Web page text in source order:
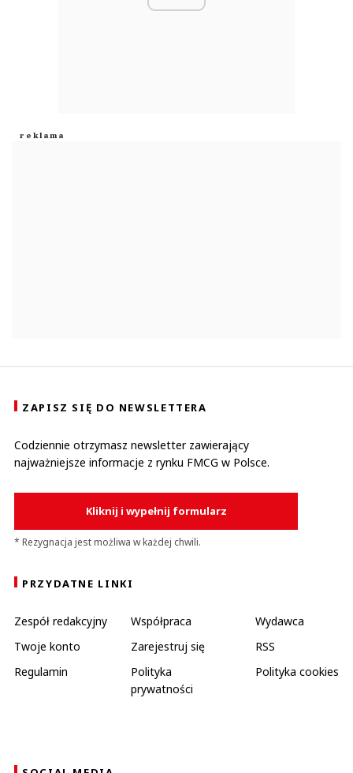
ZAPISZ SIĘ DO NEWSLETTERA
Codziennie otrzymasz newsletter zawierający
najważniejsze informacje z rynku FMCG w Polsce.
Kliknij i wypełnij formularz
* Rezygnacja jest możliwa w każdej chwili.
PRZYDATNE LINKI
Zespół redakcyjny Współpraca
Wydawca
Twoje konto
Zarejestruj się
RSS
Regulamin
Polityka
prywatności
Polityka cookies